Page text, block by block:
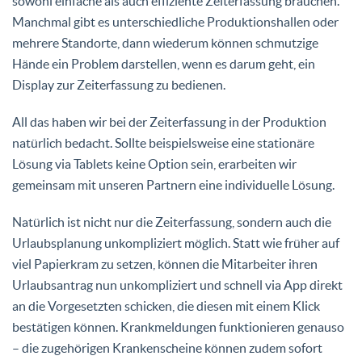
Manchmal gibt es unterschiedliche Produktionshallen oder
mehrere Standorte, dann wiederum können schmutzige
Hände ein Problem darstellen, wenn es darum geht, ein
Display zur Zeiterfassung zu bedienen.
All das haben wir bei der Zeiterfassung in der Produktion
natürlich bedacht. Sollte beispielsweise eine stationäre
Lösung via Tablets keine Option sein, erarbeiten wir
gemeinsam mit unseren Partnern eine individuelle Lösung.
Natürlich ist nicht nur die Zeiterfassung, sondern auch die
Urlaubsplanung unkompliziert möglich. Statt wie früher auf
viel Papierkram zu setzen, können die Mitarbeiter ihren
Urlaubsantrag nun unkompliziert und schnell via App direkt
an die Vorgesetzten schicken, die diesen mit einem Klick
bestätigen können. Krankmeldungen funktionieren genauso
– die zugehörigen Krankenscheine können zudem sofort